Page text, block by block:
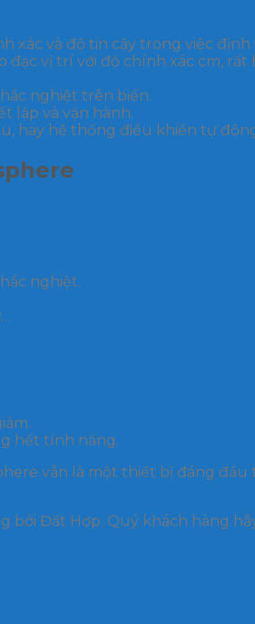
xác và độ tin cậy trong việc định
đạc vị trí với độ chính xác cm,
nghiệt trên biển.
lập và vận hành.
hay hệ thống điều khiển tự
nghiệt.
hết tính năng.
vẫn là một thiết bị đáng
Đất Hợp. Quý khách hàng